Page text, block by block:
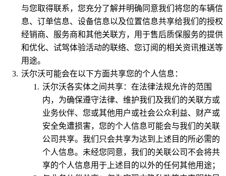
与您取得联系，您充分了解并明确同意我们将您的车辆信
息、订单信息、设备信息以及位置信息共享给我们的授权
经销商、服务商和其他关联方，用于售后质保服务的提供
和优化、试驾体验活动的联络、您订阅的相关资讯推送等
用途。
沃尔沃可能会在以下方面共享您的个人信息：
沃尔沃各实体之间共享：在法律法规允许的范围
内，为确保遵守法律、维护我们及我们的关联方或
业务伙伴、您或其他用户或社会公众利益、财产或
安全免遭损害，您的个人信息可能会与我们的关联
公司共享。我们只会共享为达到上述目的所必需的
个人信息。未经您同意，我们的关联公司不会将共
享的个人信息用于上述目的以外的任何其他用途；